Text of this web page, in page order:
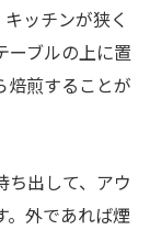
ッチンが狭く
ーブルの上に置
焙煎することが
ち出して、アウ
。外であれば煙